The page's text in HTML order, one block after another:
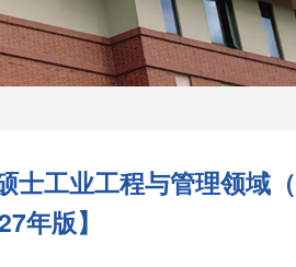
士工业工程与管理领域
年版】